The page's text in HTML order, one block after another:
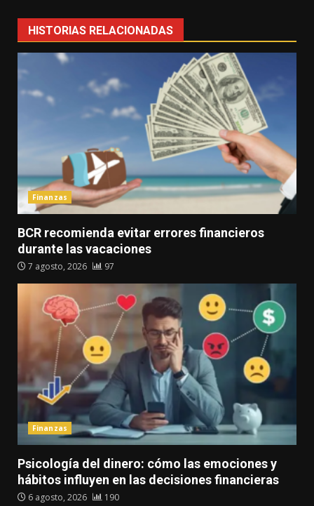
HISTORIAS RELACIONADAS
Finanzas
BCR recomienda evitar errores financieros
durante las vacaciones
7 agosto, 2026 97
Finanzas
Psicología del dinero: cómo las emociones y
hábitos influyen en las decisiones financieras
6 agosto, 2026 190